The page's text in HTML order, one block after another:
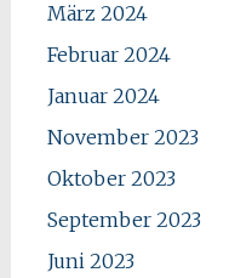
März 2024
Februar 2024
Januar 2024
November 2023
Oktober 2023
September 2023
Juni 2023